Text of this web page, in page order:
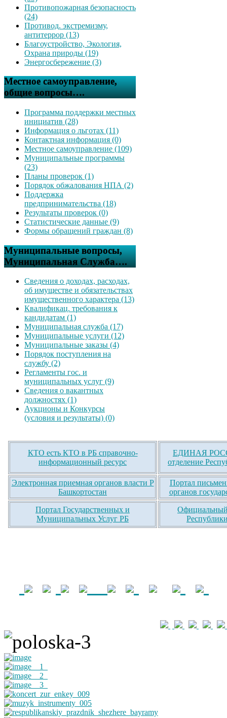
Противопожарная безопасность
(24)
Противод. экстремизму,
антитеррор (13)
Благоустройство, Экология,
Охрана природы (19)
Энергосбережение (3)
Местное самоуправление,
общие вопросы….
Программа поддержки местных
инициатив (28)
Информация о льготах (11)
Контактная информация (0)
Местное самоуправление (109)
Муниципальные программы
(23)
Планы проверок (1)
Порядок обжалования НПА (2)
Поддержка
предпринимательства (18)
Результаты проверок (0)
Статистические данные (9)
Формы обращений граждан (8)
Муниципальные вопросы,
Муниципальная Служба….
Сведения о доходах, расходах,
об имуществе и обязательствах
имущественного характера (13)
Квалификац. требования к
кандидатам (1)
Муниципальная служба (17)
Муниципальные услуги (12)
Муниципальные заказы (4)
Порядок поступления на
службу (2)
Регламенты гос. и
муниципальных услуг (9)
Сведения о вакантных
должностях (1)
Аукционы и Конкурсы
(условия и результаты) (0)
КТО есть КТО в РБ справочно-
информационный ресурс
ЕДИНАЯ
отделение
Электронная приемная органов власти Р
Башкортостан
Портал
органов
Портал Государственных и
Муниципальных Услуг РБ
Официальный